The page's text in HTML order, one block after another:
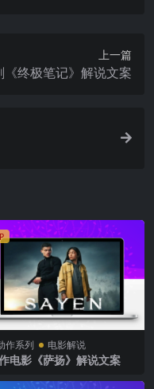
上一篇
《终极笔记》解说文案
作系列 电影解说
电影《萨扬》解说文案